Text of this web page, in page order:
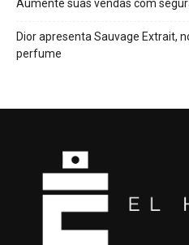
Aumente suas vendas com
Dior apresenta Sauvage Extrait,
perfume